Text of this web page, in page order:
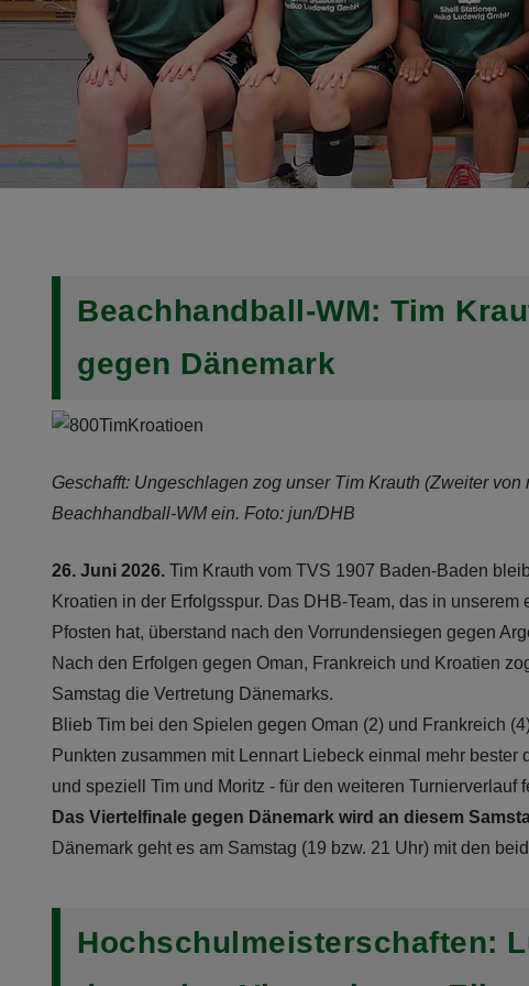
Beachhandball-WM: Tim
gegen Dänemark
Geschafft: Ungeschlagen zog unser Tim Krauth (Zweiter
Beachhandball-WM ein. Foto: jun/DHB
26. Juni 2026. Tim Krauth vom TVS 1907 Baden-Baden
Kroatien in der Erfolgsspur. Das DHB-Team, das in
Pfosten hat, überstand nach den Vorrundensiegen gegen
Nach den Erfolgen gegen Oman, Frankreich und Kroatien
Samstag die Vertretung Dänemarks.
Blieb Tim bei den Spielen gegen Oman (2) und Frankreich
Punkten zusammen mit Lennart Liebeck einmal mehr
und speziell Tim und Moritz - für den weiteren Turnierverlauf
Das Viertelfinale gegen Dänemark wird an diesem
Dänemark geht es am Samstag (19 bzw. 21 Uhr) mit den
Hochschulmeisterschaften: